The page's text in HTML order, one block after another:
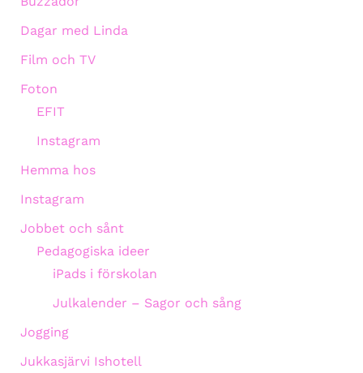
Dagar med Linda
Film och TV
Foton
EFIT
Instagram
Hemma hos
Instagram
Jobbet och sånt
Pedagogiska ideer
iPads i förskolan
Julkalender – Sagor och sång
Jogging
Jukkasjärvi Ishotell